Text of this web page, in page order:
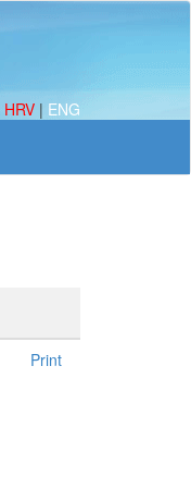
HRV | ENG
Print